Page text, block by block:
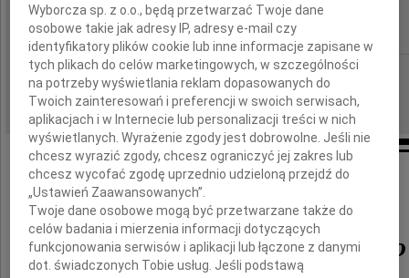
IMIĘ I NAZWISKO: Daniel Siedliński
REGION: Wrocław
DATA EMISJI: 08.02.2020
Daniela Siedlińskiego
Wyborcza sp. z o.o., będą przetwarzać Twoje dane
osobowe takie jak adresy IP, adresy e-mail czy
identyfikatory plików cookie lub inne informacje zapisane w
tych plikach do celów marketingowych, w szczególności
na potrzeby wyświetlania reklam dopasowanych do
Twoich zainteresowań i preferencji w swoich serwisach,
aplikacjach i w Internecie lub personalizacji treści w nich
wyświetlanych. Wyrażenie zgody jest dobrowolne. Jeśli nie
chcesz wyrazić zgody, chcesz ograniczyć jej zakres lub
chcesz wycofać zgodę uprzednio udzieloną przejdź do
„Ustawień Zaawansowanych”.
Twoje dane osobowe mogą być przetwarzane także do
celów badania i mierzenia informacji dotyczących
funkcjonowania serwisów i aplikacji lub łączone z danymi
dot. świadczonych Tobie usług. Jeśli podstawą